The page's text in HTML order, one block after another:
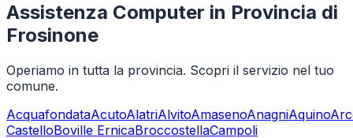
Assistenza Computer in Provincia di
Frosinone
Operiamo in tutta la provincia. Scopri il servizio nel tuo
comune.
AcquafondataAcutoAlatriAlvitoAmasenoAnagniAquino
CastelloBoville ErnicaBroccostellaCampoli